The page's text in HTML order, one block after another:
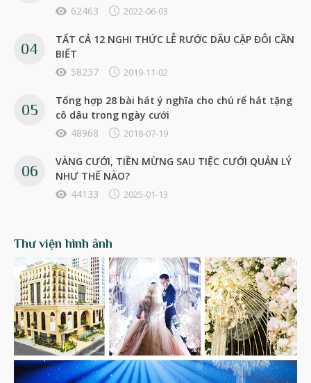
62463
2022-06-03
TẤT CẢ 12 NGHI THỨC LỄ RƯỚC DÂU CẶP ĐÔI CẦN
BIẾT
58237
2019-11-02
Tổng hợp 28 bài hát ý nghĩa cho chú rể hát tặng
cô dâu trong ngày cưới
48968
2018-07-19
VÀNG CƯỚI, TIỀN MỪNG SAU TIỆC CƯỚI QUẢN LÝ
NHƯ THẾ NÀO?
44133
2025-01-13
Thư viện hình ảnh